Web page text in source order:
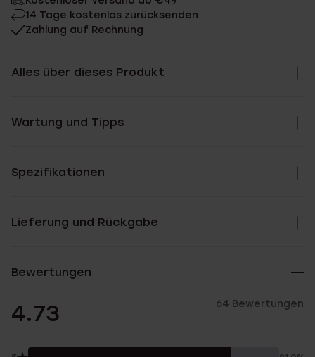
14 Tage kostenlos zurücksenden
Zahlung auf Rechnung
Alles über dieses Produkt
Wartung und Tipps
Spezifikationen
Lieferung und Rückgabe
Bewertungen
4.73 64 Bewertungen